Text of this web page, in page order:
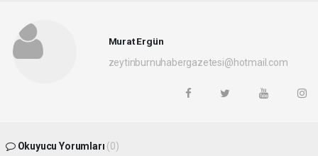
Murat Ergün
zeytinburnuhabergazetesi@hotmail.com
Okuyucu Yorumları (0)